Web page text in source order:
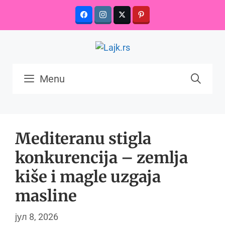
content
Menu
Mediteranu stigla
konkurencija – zemlja
kiše i magle uzgaja
masline
јул 8, 2026